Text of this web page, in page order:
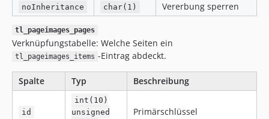
noInheritance char(1) Vererbung sperren
tl_pageimages_pages
Verknüpfungstabelle: Welche Seiten ein
tl_pageimages_items -Eintrag abdeckt.
Spalte Typ Beschreibung
id
int(10)
unsigned
Primärschlüssel